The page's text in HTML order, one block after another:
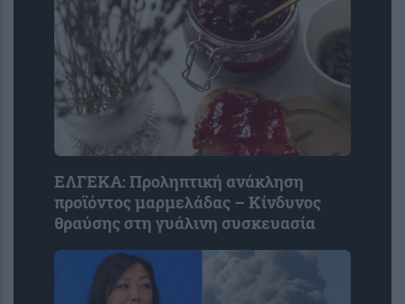
ΕΛΓΕΚΑ: Προληπτική ανάκληση
προϊόντος μαρμελάδας – Κίνδυνος
θραύσης στη γυάλινη συσκευασία